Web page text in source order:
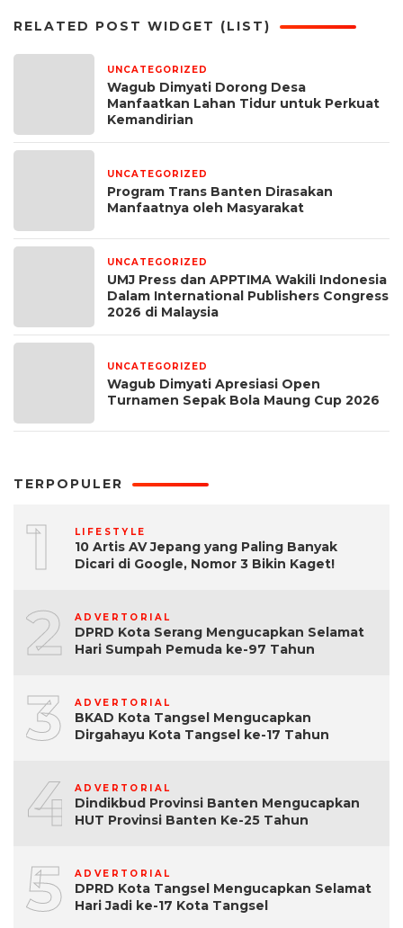
RELATED POST WIDGET (LIST)
UNCATEGORIZED
Wagub Dimyati Dorong Desa
Manfaatkan Lahan Tidur untuk Perkuat
Kemandirian
UNCATEGORIZED
Program Trans Banten Dirasakan
Manfaatnya oleh Masyarakat
UNCATEGORIZED
UMJ Press dan APPTIMA Wakili Indonesia
Dalam International Publishers Congress
2026 di Malaysia
UNCATEGORIZED
Wagub Dimyati Apresiasi Open
Turnamen Sepak Bola Maung Cup 2026
TERPOPULER
1 LIFESTYLE
10 Artis AV Jepang yang Paling Banyak
Dicari di Google, Nomor 3 Bikin Kaget!
2 ADVERTORIAL
DPRD Kota Serang Mengucapkan Selamat
Hari Sumpah Pemuda ke-97 Tahun
3 ADVERTORIAL
BKAD Kota Tangsel Mengucapkan
Dirgahayu Kota Tangsel ke-17 Tahun
4 ADVERTORIAL
Dindikbud Provinsi Banten Mengucapkan
HUT Provinsi Banten Ke-25 Tahun
5 ADVERTORIAL
DPRD Kota Tangsel Mengucapkan Selamat
Hari Jadi ke-17 Kota Tangsel